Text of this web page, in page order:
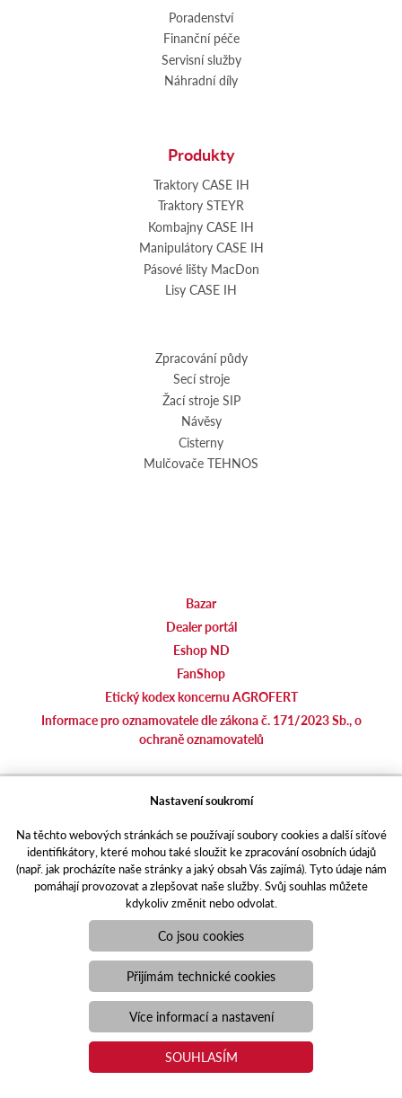
Poradenství
Finanční péče
Servisní služby
Náhradní díly
Produkty
Traktory CASE IH
Traktory STEYR
Kombajny CASE IH
Manipulátory CASE IH
Pásové lišty MacDon
Lisy CASE IH
Zpracování půdy
Secí stroje
Žací stroje SIP
Návěsy
Cisterny
Mulčovače TEHNOS
Bazar
Dealer portál
Eshop ND
FanShop
Etický kodex koncernu AGROFERT
Informace pro oznamovatele dle zákona č. 171/2023 Sb., o
ochraně oznamovatelů
Responzivní webPuxdesign | agrics.cz © 2021
Toto jsou internetové stránky společnosti AGRI CS a. s., se sídlem
v Hustopečích, Hybešova 14, PSČ 69301, IČO 26243334,
zapsané v OR vedeném Krajským soudem v Brně, oddíl B, vložka
3582. Společnost AGRI CS a.s. je členem koncernu AGROFERT
řízeného společností AGROFERT, a.s., IČO 26185610, se sídlem
na adrese Pyšelská 2327/2, Chodov, 149 00 Praha 4.
agrotec.cz
portal.caseklub.cz
shop.agrics.cz
traktorbazar.cz
eshop.agrics.cz/cs
a-finance.cz
Nastavení soukromí
Na těchto webových stránkách se používají soubory cookies a další síťové
identifikátory, které mohou také sloužit ke zpracování osobních údajů
(např. jak procházíte naše stránky a jaký obsah Vás zajímá). Tyto údaje nám
pomáhají provozovat a zlepšovat naše služby. Svůj souhlas můžete
kdykoliv změnit nebo odvolat.
Co jsou cookies
Přijímám technické cookies
Více informací a nastavení
SOUHLASÍM